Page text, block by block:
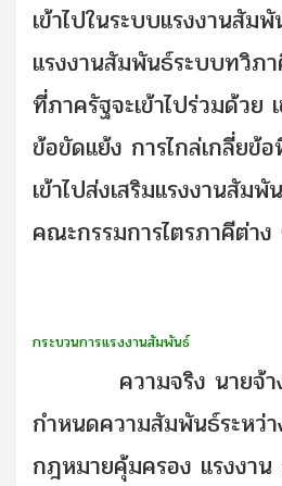
เข้าไปในระบบแรงงานสัม
แรงงานสัมพันธ์ระบบทวิภ
ที่ภาครัฐจะเข้าไปร่วมด้วย
ข้อขัดแย้ง การไกล่เกลี่ยข้
เข้าไปส่งเสริมแรงงานสัม
คณะกรรมการไตรภาคีต่า
กระบวนการแรงงานสัมพันธ์
ความจริง นายจ้าง
กำหนดความสัมพันธ์ระหว่
กฎหมายคุ้มครอง แรงงา